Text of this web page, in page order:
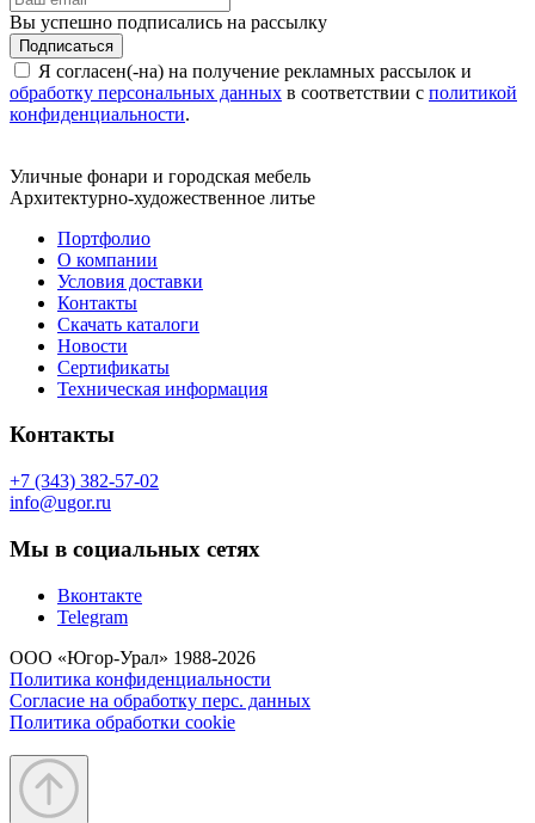
Вы успешно подписались на рассылку
Подписаться
Я согласен(-на) на получение рекламных рассылок и
обработку персональных данных в соответствии с политикой
конфиденциальности.
Уличные фонари и городская мебель
Архитектурно-художественное литье
Портфолио
О компании
Условия доставки
Контакты
Скачать каталоги
Новости
Сертификаты
Техническая информация
Контакты
+7 (343) 382-57-02
info@ugor.ru
Мы в социальных сетях
Вконтакте
Telegram
ООО «Югор-Урал» 1988-2026
Политика конфиденциальности
Согласие на обработку перс. данных
Политика обработки cookie